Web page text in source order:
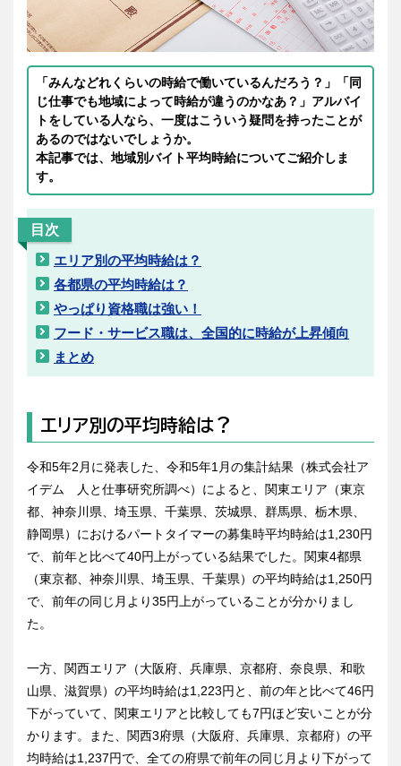
「みんなどれくらいの時給で働いているんだろう？」「同
じ仕事でも地域によって時給が違うのかなあ？」アルバイ
トをしている人なら、一度はこういう疑問を持ったことが
あるのではないでしょうか。
本記事では、地域別バイト平均時給についてご紹介しま
す。
目次
エリア別の平均時給は？
各都県の平均時給は？
やっぱり資格職は強い！
フード・サービス職は、全国的に時給が上昇傾向
まとめ
エリア別の平均時給は？
令和5年2月に発表した、令和5年1月の集計結果（株式会社ア
イデム 人と仕事研究所調べ）によると、関東エリア（東京
都、神奈川県、埼玉県、千葉県、茨城県、群馬県、栃木県、
静岡県）におけるパートタイマーの募集時平均時給は1,230円
で、前年と比べて40円上がっている結果でした。関東4都県
（東京都、神奈川県、埼玉県、千葉県）の平均時給は1,250円
で、前年の同じ月より35円上がっていることが分かりまし
た。
一方、関西エリア（大阪府、兵庫県、京都府、奈良県、和歌
山県、滋賀県）の平均時給は1,223円と、前の年と比べて46円
下がっていて、関東エリアと比較しても7円ほど安いことが分
かります。また、関西3府県（大阪府、兵庫県、京都府）の平
均時給は1,237円で、全ての府県で前年の同じ月より下がって